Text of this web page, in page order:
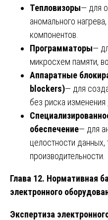
Тепловизоры— для
аномального
компонентов.
Программаторы—
микросхем памяти,
Аппаратные
blockers)— для
без риска изменения
обеспечение— для
целостности данных,
производительности.
Глава 12. Нормативная
электронного
Экспертиза